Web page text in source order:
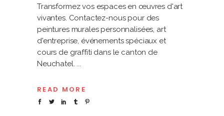
Transformez vos espaces en œuvres d'art
vivantes. Contactez-nous pour des
peintures murales personnalisées, art
d'entreprise, événements spéciaux et
cours de graffiti dans le canton de
Neuchatel.
READ MORE